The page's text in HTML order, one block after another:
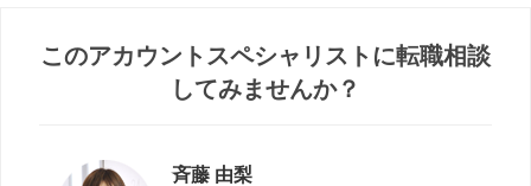
このアカウントスペシャリストに転職相談
してみませんか？
斉藤 由梨